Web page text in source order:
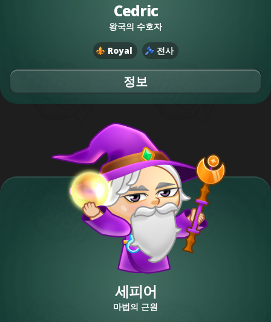
Cedric
왕국의 수호자
Royal 전사
정보
세피어
마법의 근원